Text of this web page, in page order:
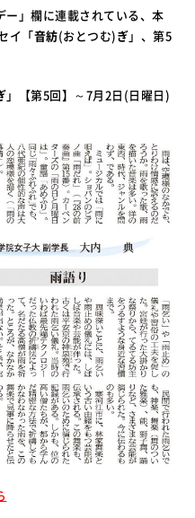
」欄に連載されている、本
イ「音紡(おとつむ)ぎ」、第5
」【第5回】～7月2日(日曜日)